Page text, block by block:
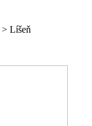
> Líšeň